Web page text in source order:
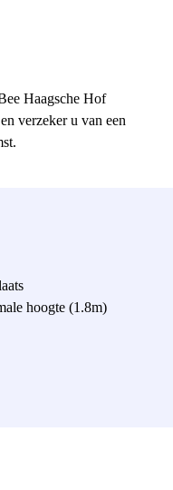
Haagsche Hof
verzeker u van een
hoogte (1.8m)